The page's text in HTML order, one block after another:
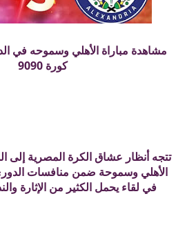
مشاهدة مباراة الأهلي وسموحه في
كورة 9090
تتجه أنظار عشاق الكرة المصرية إلى
الأهلي وسموحة ضمن منافسات
في لقاء يحمل الكثير من الإثارة